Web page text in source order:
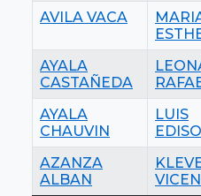
AVILA VACA
AYALA
CASTAÑEDA
AYALA
CHAUVIN
LUIS
AZANZA
ALBAN